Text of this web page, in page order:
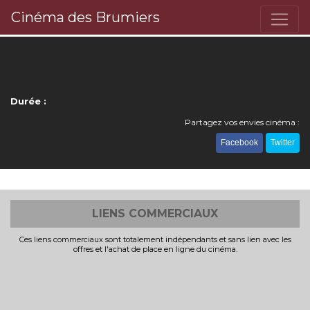
Cinéma des Brumiers
Durée :
Partagez vos envies cinéma :
Facebook Twitter
LIENS COMMERCIAUX
Ces liens commerciaux sont totalement indépendants et sans lien avec les
offres et l'achat de place en ligne du cinéma.